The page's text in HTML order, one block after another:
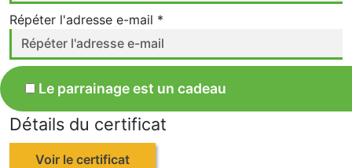
Répéter l'adresse e-mail *
Le parrainage est un cadeau
Détails du certificat
Voir le certificat